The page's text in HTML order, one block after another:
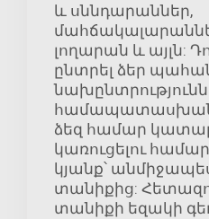
և սննդարաններ,
լողարան և այլն:
ընտրել ձեր
համապատասխան
ձեզ համար
կառուցելու
կյանք՝
տանիքից:
տանիքի եզակի